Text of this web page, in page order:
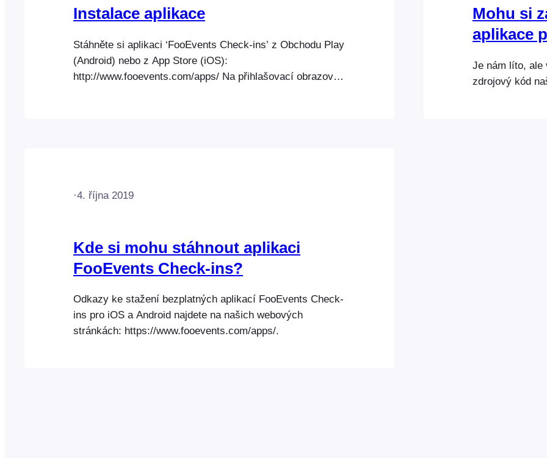
Instalace aplikace
Stáhněte si aplikaci ‘FooEvents Check-ins’ z Obchodu Play
(Android) nebo z App Store (iOS):
http://www.fooevents.com/apps/ Na přihlašovací obrazovce
Mohu si
aplikace
Je nám líto, ale
zdrojový kód
·4. října 2019
Kde si mohu stáhnout aplikaci
FooEvents Check-ins?
Odkazy ke stažení bezplatných aplikací FooEvents Check-
ins pro iOS a Android najdete na našich webových
stránkách: https://www.fooevents.com/apps/.